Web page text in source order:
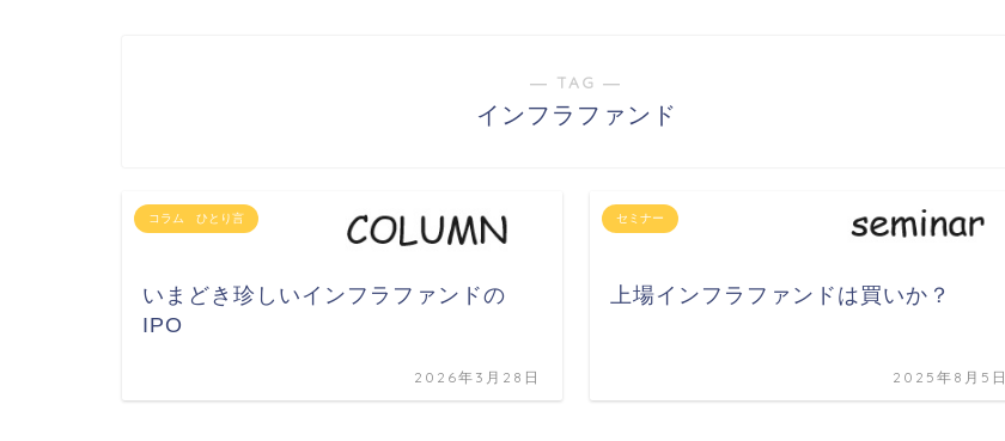
― TAG ―
インフラファンド
コラム ひとり言
いまどき珍しいインフラファンドの
IPO
2026年3月28日
セミナー
上場インフラファンドは買いか？
2025年8月5日